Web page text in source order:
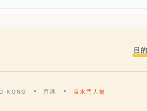
目
KONG 香港 汲水門大橋